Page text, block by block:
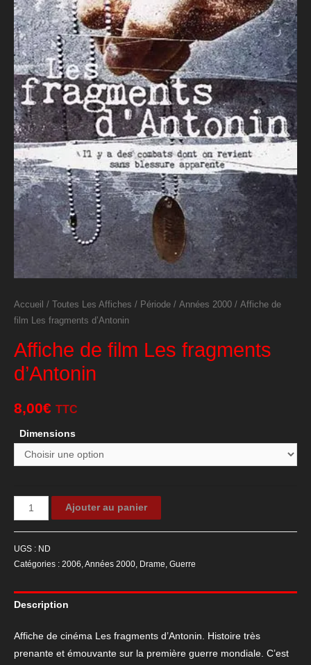
Accueil / Toutes Les Affiches / Période / Années 2000 / Affiche de
film Les fragments d’Antonin
Affiche de film Les fragments
d’Antonin
8,00€ TTC
Dimensions
quantité
de
Les
fragments
Ajouter au panier
UGS : ND
Catégories : 2006 Années 2000 Drame Guerre
Description
Affiche de cinéma Les fragments d’Antonin. Histoire très
prenante et émouvante sur la première guerre mondiale. C’est